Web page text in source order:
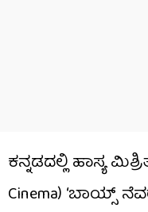
ಕನ್ನಡದಲ್ಲಿ ಹಾಸ್ಯ
Cinema) ‘ಬಾಯ್ಸ್